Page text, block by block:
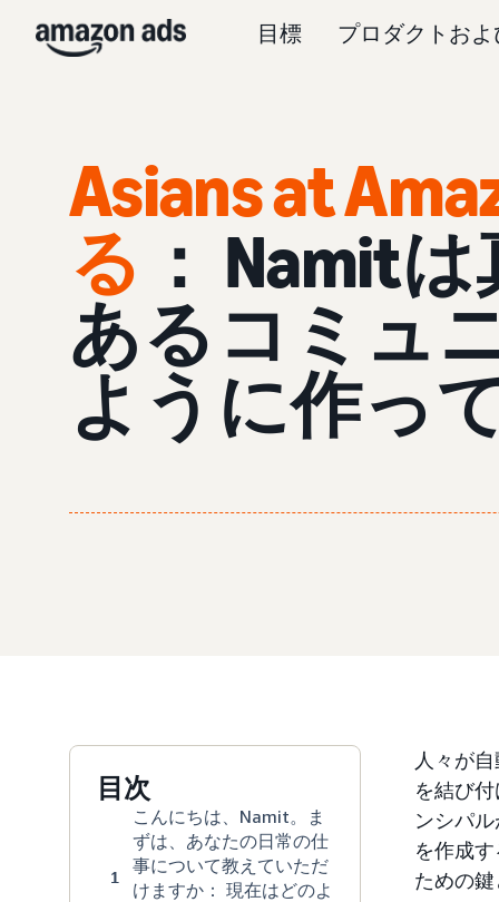
目標 プロダクトお
Asians at
る ： Namit
あるコミュ
ように作っ
目次
1
こんにちは、Namit。ま
ずは、あなたの日常の仕
事について教えていただ
けますか： 現在はどのよ
人々が
を結び
ンシパ
を作成
ための